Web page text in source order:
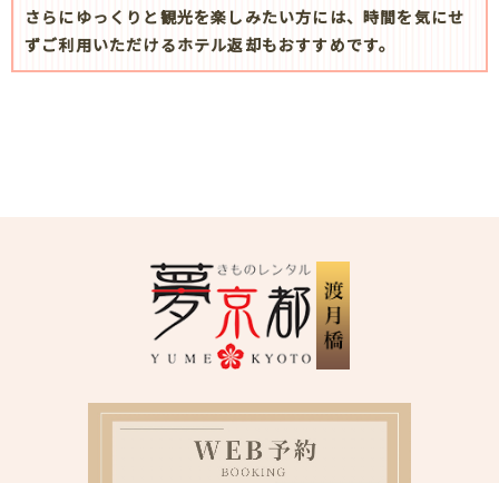
さらにゆっくりと観光を楽しみたい方には、時間を気にせ
ずご利用いただけるホテル返却もおすすめです。